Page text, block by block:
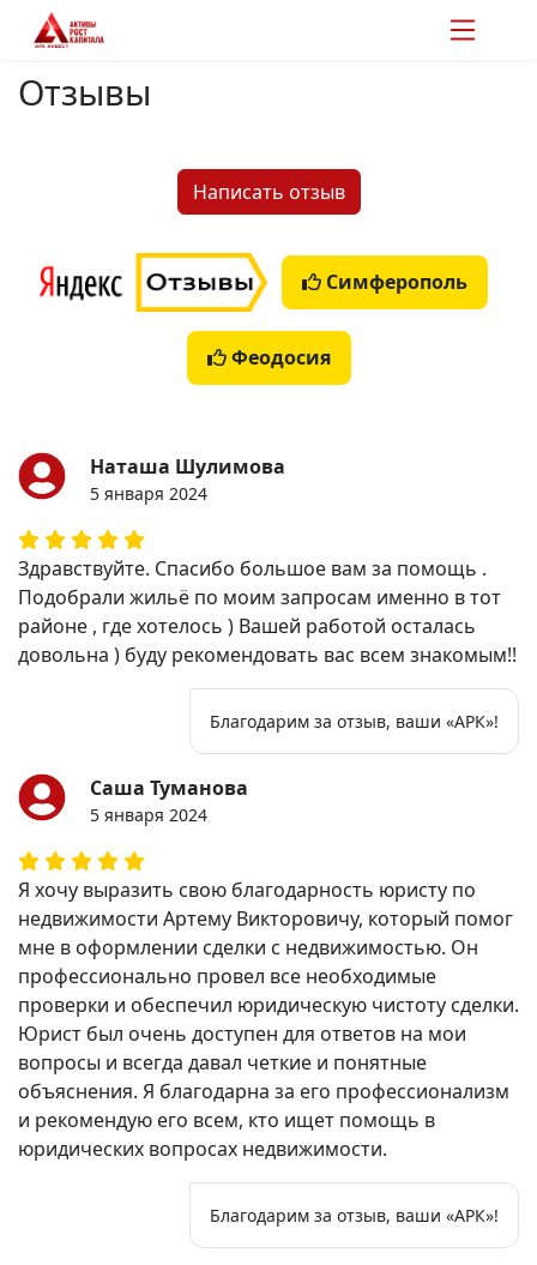
Отзывы
Написать отзыв
Симферополь
Феодосия
Наташа Шулимова
5 января 2024
Здравствуйте. Спасибо большое вам за помощь .
Подобрали жильё по моим запросам именно в тот
районе , где хотелось ) Вашей работой осталась
довольна ) буду рекомендовать вас всем знакомым!!
Благодарим за отзыв, ваши «АРК»!
Саша Туманова
5 января 2024
Я хочу выразить свою благодарность юристу по
недвижимости Артему Викторовичу, который помог
мне в оформлении сделки с недвижимостью. Он
профессионально провел все необходимые
проверки и обеспечил юридическую чистоту сделки.
Юрист был очень доступен для ответов на мои
вопросы и всегда давал четкие и понятные
объяснения. Я благодарна за его профессионализм
и рекомендую его всем, кто ищет помощь в
юридических вопросах недвижимости.
Благодарим за отзыв, ваши «АРК»!